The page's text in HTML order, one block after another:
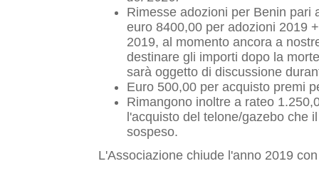
Rimesse adozioni per Benin pari
euro 8400,00 per adozioni 2019
2019, al momento ancora a
destinare gli importi dopo la
sarà oggetto di discussione
Euro 500,00 per acquisto premi
Rimangono inoltre a rateo
l'acquisto del telone/gazebo che
sospeso.
L'Associazione chiude l'anno 2019